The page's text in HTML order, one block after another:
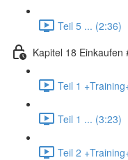
Teil 5 ... (2:36)
Kapitel 18 Einkaufen
Teil 1
Teil 1 ... (3:23)
Teil 2